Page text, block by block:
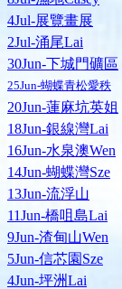
4Jul-展覽畫展
2Jul-涌尾Lai
30Jun-下城門礦區
25Jun-蝴蝶青松愛秩
20Jun-蓮麻坑英姐
18Jun-銀線灣Lai
16Jun-水泉澳Wen
14Jun-蝴蝶灣Sze
13Jun-流浮山
11Jun-橋咀島Lai
9Jun-渣甸山Wen
5Jun-信芯園Sze
4Jun-坪洲Lai